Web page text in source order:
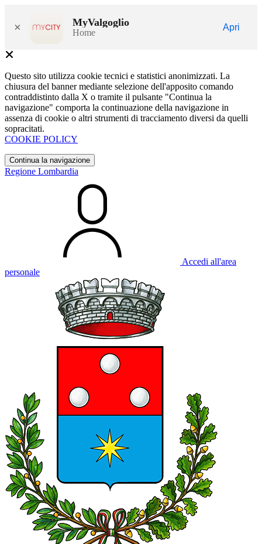
× MyValgoglio
Home
Apri
Questo sito utilizza cookie tecnici e statistici anonimizzati. La
chiusura del banner mediante selezione dell'apposito comando
contraddistinto dalla X o tramite il pulsante "Continua la
navigazione" comporta la continuazione della navigazione in
assenza di cookie o altri strumenti di tracciamento diversi da quelli
sopracitati.
COOKIE POLICY
Continua la navigazione
Regione Lombardia
Accedi all'area
personale